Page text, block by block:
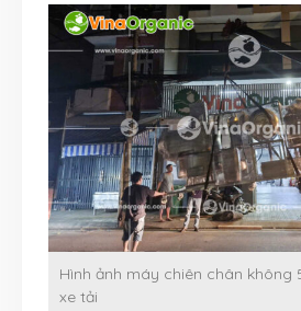
Hình ảnh máy chiên chân không
xe tải